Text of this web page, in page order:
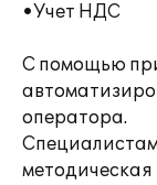
•Учет НДС
С помощью
оператора.